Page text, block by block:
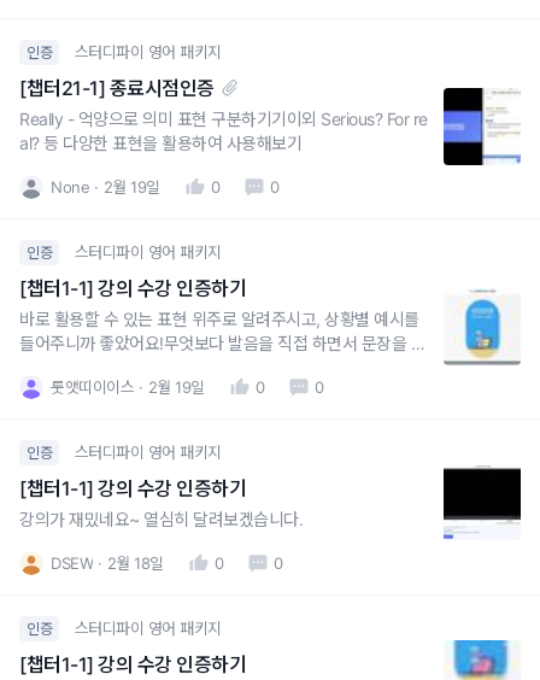
인증 스터디파이 영어 패키지
[챕터21-1] 종료시점인증
Really - 억양으로 의미 표현 구분하기기이외 Serious? For re
al? 등 다양한 표현을 활용하여 사용해보기
None 2월 19일 0 0
인증 스터디파이 영어 패키지
[챕터1-1] 강의 수강 인증하기
바로 활용할 수 있는 표현 위주로 알려주시고, 상황별 예시를
들어주니까 좋았어요!무엇보다 발음을 직접 하면서 문장을 읽
룻앳띠이이스 2월 19일 0 0
인증 스터디파이 영어 패키지
[챕터1-1] 강의 수강 인증하기
강의가 재밌네요~ 열심히 달려보겠습니다.
DSEW 2월 18일 0 0
인증 스터디파이 영어 패키지
[챕터1-1] 강의 수강 인증하기